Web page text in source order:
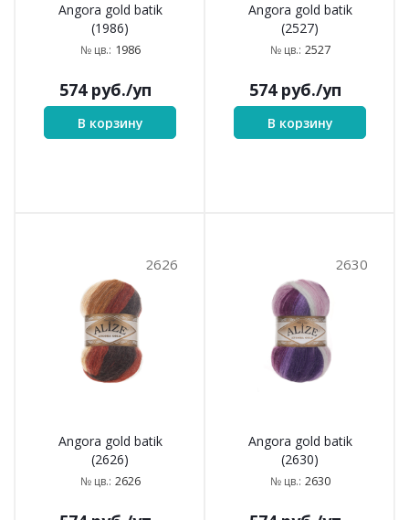
Angora gold batik
(1986)
№ цв.: 1986
574руб./уп
В корзину
Angora gold batik
(2527)
№ цв.: 2527
574руб./уп
В корзину
2626
Angora gold batik
(2626)
№ цв.: 2626
2630
Angora gold batik
(2630)
№ цв.: 2630